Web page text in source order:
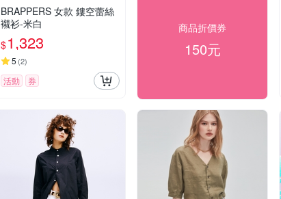
BRAPPERS 女款 鏤空蕾絲
襯衫-米白
$1,323
5 (2)
活動 券
商品折價券
150元